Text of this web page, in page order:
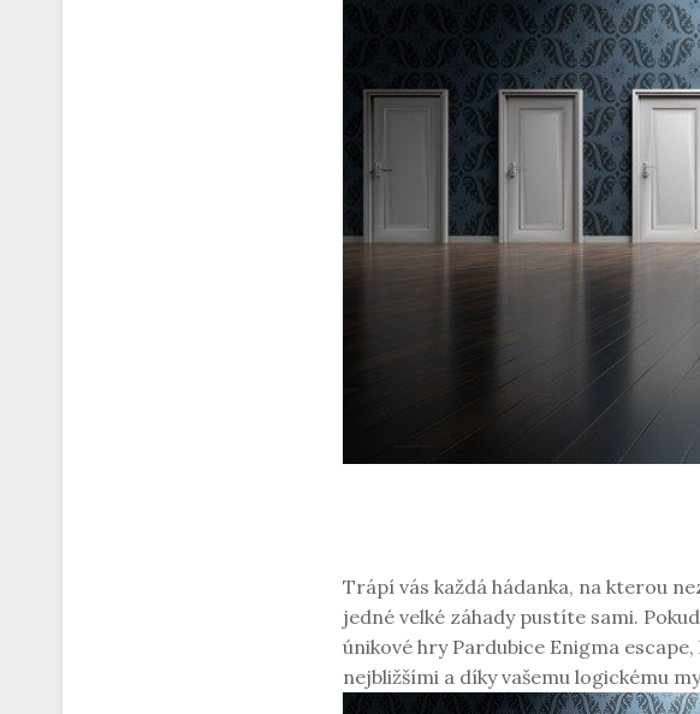
Trápí vás každá hádanka, na kterou
jedné velké záhady pustíte sami.
únikové hry Pardubice Enigma escape,
nejbližšími a díky vašemu logickému